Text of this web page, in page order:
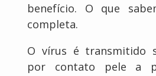
benefício. O que
completa.
O vírus é transmitido
por contato pele a